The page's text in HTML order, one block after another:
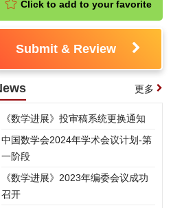
Click to add to your favorite
Submit & Review
更多
《数学进展》投审稿系统更换通知
中国数学会2024年学术会议计划-第
一阶段
《数学进展》2023年编委会议成功
召开